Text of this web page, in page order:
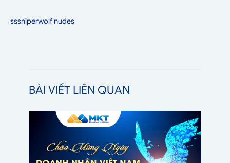
sssniperwolf nudes
BÀI VIẾT LIÊN QUAN